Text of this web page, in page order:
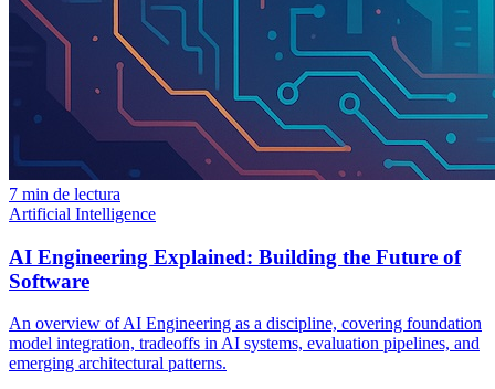
7 min de lectura
Artificial Intelligence
AI Engineering Explained: Building the Future of
Software
An overview of AI Engineering as a discipline, covering foundation
model integration, tradeoffs in AI systems, evaluation pipelines, and
emerging architectural patterns.